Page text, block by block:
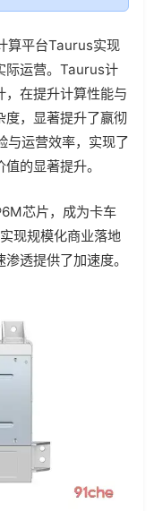
平台Taurus实现
际运营。Taurus计
，在提升计算性能与
度，显著提升了嬴彻
与运营效率，实现了
的显著提升。
芯片，成为卡车
现规模化商业落地
透提供了加速度。